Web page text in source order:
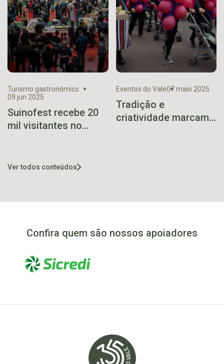
Turismo gastronômico
09 jun 2025
Suinofest recebe 20
mil visitantes no
Eventos do Vale07 maio 2025
Tradição e
criatividade marcam
Ver todos conteúdos
Confira quem são nossos apoiadores